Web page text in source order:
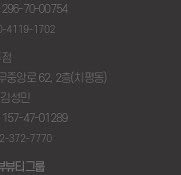
296-70-00754
4119-1702
점
중앙로 62, 2층(치평동)
김성민
157-47-01289
372-7770
뷰티그룹